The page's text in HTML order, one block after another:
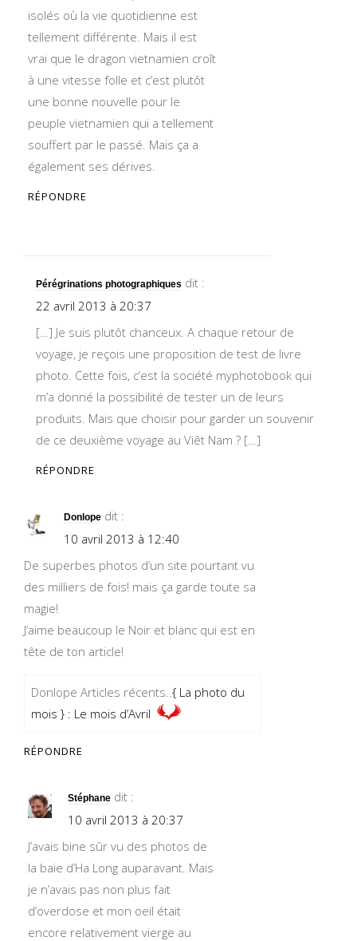
isolés où la vie quotidienne est
tellement différente. Mais il est
vrai que le dragon vietnamien croît
à une vitesse folle et c’est plutôt
une bonne nouvelle pour le
peuple vietnamien qui a tellement
souffert par le passé. Mais ça a
également ses dérives.
RÉPONDRE
Pérégrinations photographiques dit :
22 avril 2013 à 20:37
[…] Je suis plutôt chanceux. A chaque retour de
voyage, je reçois une proposition de test de livre
photo. Cette fois, c’est la société myphotobook qui
m’a donné la possibilité de tester un de leurs
produits. Mais que choisir pour garder un souvenir
de ce deuxième voyage au Viêt Nam ? […]
RÉPONDRE
Donlope dit :
10 avril 2013 à 12:40
De superbes photos d’un site pourtant vu
des milliers de fois! mais ça garde toute sa
magie!
J’aime beaucoup le Noir et blanc qui est en
tête de ton article!
Donlope Articles récents..{ La photo du
mois } : Le mois d’Avril
RÉPONDRE
Stéphane dit :
10 avril 2013 à 20:37
J’avais bine sûr vu des photos de
la baie d’Ha Long auparavant. Mais
je n’avais pas non plus fait
d’overdose et mon oeil était
encore relativement vierge au